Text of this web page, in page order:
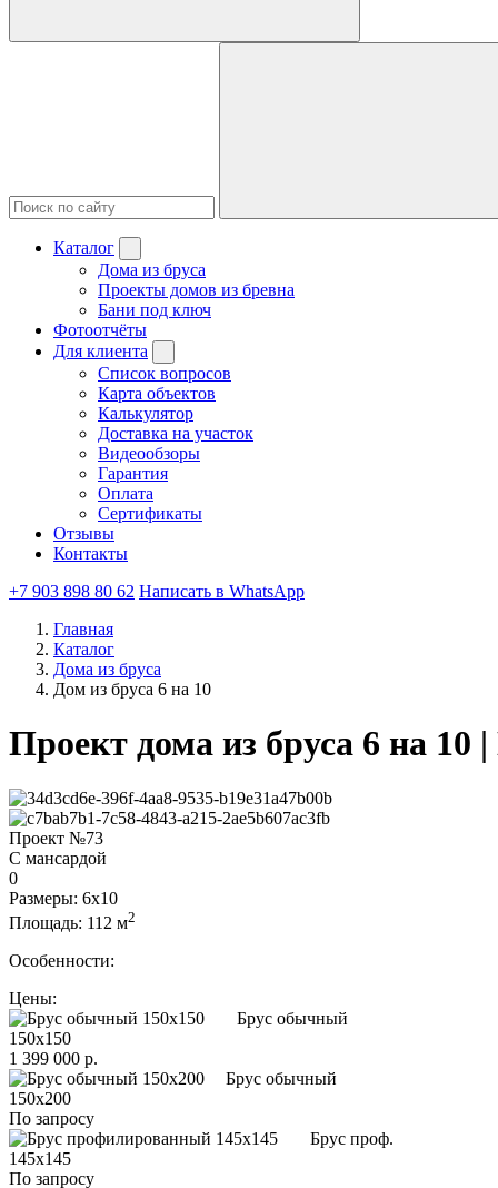
Каталог
Дома из бруса
Проекты домов из бревна
Бани под ключ
Фотоотчёты
Для клиента
Список вопросов
Карта объектов
Калькулятор
Доставка на участок
Видеообзоры
Гарантия
Оплата
Сертификаты
Отзывы
Контакты
+7 903 898 80 62 Написать в WhatsApp
Главная
Каталог
Дома из бруса
Дом из бруса 6 на 10
Проект дома из бруса 6 на 10
Проект №73
С мансардой
0
Размеры: 6х10
Площадь: 112 м2
Особенности:
Цены:
Брус обычный
150х150
1 399 000 р.
Брус обычный
150х200
По запросу
Брус проф.
145х145
По запросу